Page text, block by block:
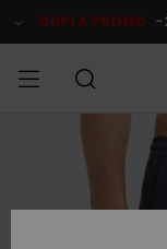
do
DUPLA PROMO -
HOMEM
MENINO